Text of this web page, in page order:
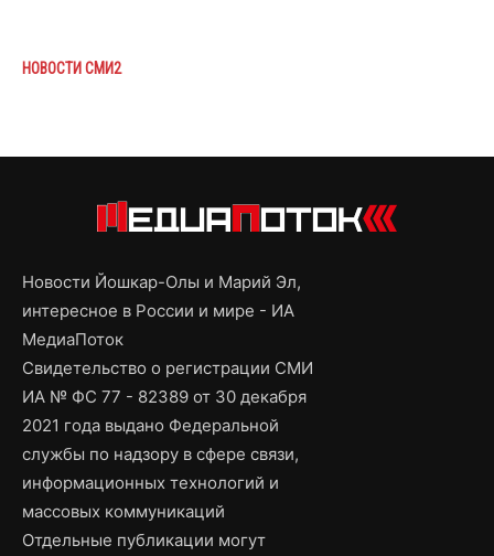
НОВОСТИ СМИ2
Новости Йошкар-Олы и Марий Эл,
интересное в России и мире - ИА
МедиаПоток
Свидетельство о регистрации СМИ
ИА № ФС 77 - 82389 от 30 декабря
2021 года выдано Федеральной
службы по надзору в сфере связи,
информационных технологий и
массовых коммуникаций
Отдельные публикации могут